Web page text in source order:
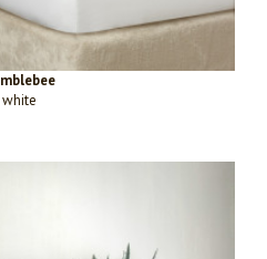
white